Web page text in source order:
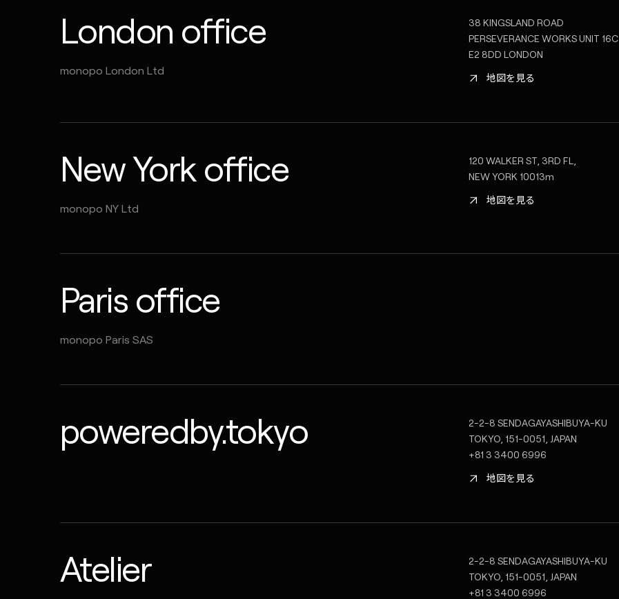
London office
monopo London Ltd
38 KINGSLAND ROAD
PERSEVERANCE WORKS UNIT 16C
E2 8DD LONDON
地図を見る
New York office
monopo NY Ltd
120 WALKER ST, 3RD FL,
NEW YORK 10013m
地図を見る
Paris office
monopo Paris SAS
poweredby.tokyo
2-2-8 SENDAGAYASHIBUYA-KU
TOKYO, 151-0051, JAPAN
+81 3 3400 6996
地図を見る
Atelier
2-2-8 SENDAGAYASHIBUYA-KU
TOKYO, 151-0051, JAPAN
+81 3 3400 6996